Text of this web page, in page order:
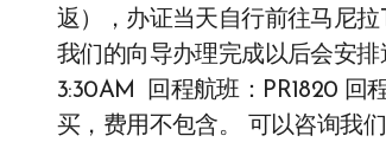
返），办证当天自行前往马尼
我们的向导办理完成以后会安排
3:30AM 回程航班：PR1820 回
买，费用不包含。 可以咨询我